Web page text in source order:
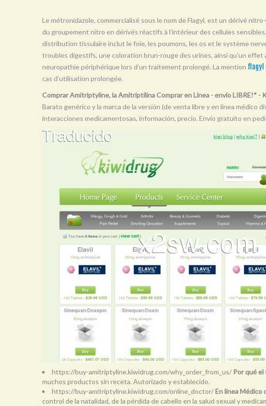
Le métronidazole, commercialisé sous le nom de Flagyl, est un dérivé
du groupement nitro en dérivés réactifs à l’intérieur des cellules
distribution tissulaire inclut le foie, les poumons, les os et le système
troubles digestifs, une coloration brun-rouge des urines, ainsi qu’un
neuropathie périphérique lors d’un traitement prolongé. La mention flagyl
cas d’utilisation prolongée.
Comprar Amitriptyline, la Amitriptilina Comprar en Línea - envío LIBRE!* -
Barato genérico y la marca de la versión (de venta libre y en línea médico
interacciones medicamentosas, información, precio. Envío gratuito en
https://buy-amitriptyline.kiwidrug.com/why_order_from_us/ Por qué el
muchos productos sin receta. Autorizado y establecido.
https://buy-amitriptyline.kiwidrug.com/online_doctor/En línea Médico
control de la natalidad, de la pérdida de cabello en la salud sexual y